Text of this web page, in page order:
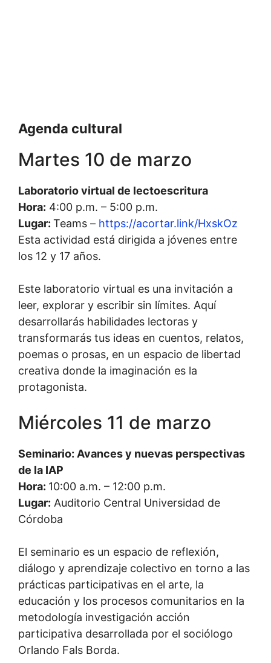
Agenda cultural
Martes 10 de marzo
Laboratorio virtual de lectoescritura
Hora: 4:00 p.m. – 5:00 p.m.
Lugar: Teams – https://acortar.link/HxskOz
Esta actividad está dirigida a jóvenes entre
los 12 y 17 años.
Este laboratorio virtual es una invitación a
leer, explorar y escribir sin límites. Aquí
desarrollarás habilidades lectoras y
transformarás tus ideas en cuentos, relatos,
poemas o prosas, en un espacio de libertad
creativa donde la imaginación es la
protagonista.
Miércoles 11 de marzo
Seminario: Avances y nuevas perspectivas
de la IAP
Hora: 10:00 a.m. – 12:00 p.m.
Lugar: Auditorio Central Universidad de
Córdoba
El seminario es un espacio de reflexión,
diálogo y aprendizaje colectivo en torno a las
prácticas participativas en el arte, la
educación y los procesos comunitarios en la
metodología investigación acción
participativa desarrollada por el sociólogo
Orlando Fals Borda.